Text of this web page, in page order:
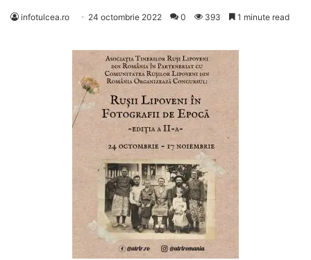
infotulcea.ro 24 octombrie 2022 0 393 1 minute read